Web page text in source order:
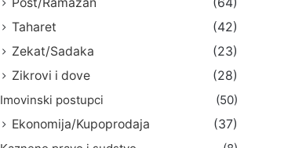
Taharet
(42)
Zekat/Sadaka
(23)
Zikrovi i dove
(28)
Imovinski postupci
(50)
Ekonomija/Kupoprodaja
(37)